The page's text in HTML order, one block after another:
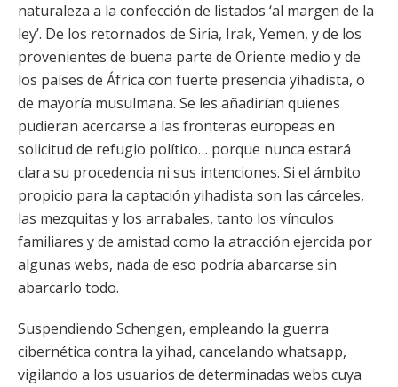
naturaleza a la confección de listados ‘al margen de la
ley’. De los retornados de Siria, Irak, Yemen, y de los
provenientes de buena parte de Oriente medio y de
los países de África con fuerte presencia yihadista, o
de mayoría musulmana. Se les añadirían quienes
pudieran acercarse a las fronteras europeas en
solicitud de refugio político… porque nunca estará
clara su procedencia ni sus intenciones. Si el ámbito
propicio para la captación yihadista son las cárceles,
las mezquitas y los arrabales, tanto los vínculos
familiares y de amistad como la atracción ejercida por
algunas webs, nada de eso podría abarcarse sin
abarcarlo todo.
Suspendiendo Schengen, empleando la guerra
cibernética contra la yihad, cancelando whatsapp,
vigilando a los usuarios de determinadas webs cuya